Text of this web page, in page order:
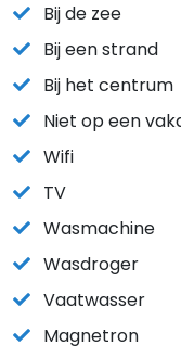
Bij de zee
Bij een strand
Bij het centrum
Niet op een
Wifi
TV
Wasmachine
Wasdroger
Vaatwasser
Magnetron